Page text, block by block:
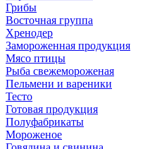
Грибы
Восточная группа
Хренодер
Замороженная продукция
Мясо птицы
Рыба свежемороженая
Пельмени и вареники
Тесто
Готовая продукция
Полуфабрикаты
Мороженое